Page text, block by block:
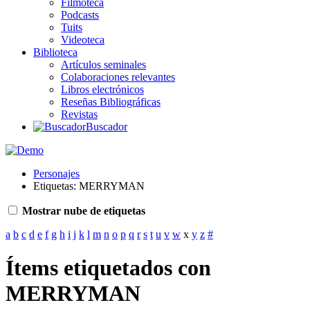
Filmoteca
Podcasts
Tuits
Videoteca
Biblioteca
Artículos seminales
Colaboraciones relevantes
Libros electrónicos
Reseñas Bibliográficas
Revistas
Buscador
Personajes
Etiquetas: MERRYMAN
Mostrar nube de etiquetas
a b c d e f g h i j k l m n o p q r s t u v w x y z #
Ítems etiquetados con
MERRYMAN